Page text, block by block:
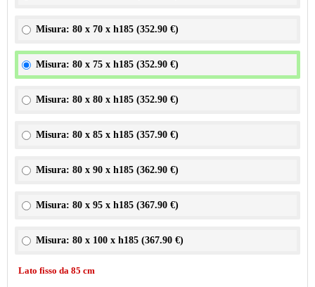
Misura: 80 x 70 x h185 (352.90 €)
Misura: 80 x 75 x h185 (352.90 €)
Misura: 80 x 80 x h185 (352.90 €)
Misura: 80 x 85 x h185 (357.90 €)
Misura: 80 x 90 x h185 (362.90 €)
Misura: 80 x 95 x h185 (367.90 €)
Misura: 80 x 100 x h185 (367.90 €)
Lato fisso da 85 cm